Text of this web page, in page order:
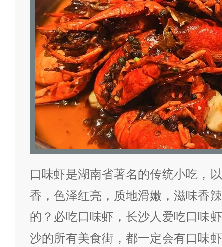
口味虾是湖南省著名的传统小吃，
香，色泽红亮，质地滑嫩，滋味香
的？必吃口味虾，长沙人爱吃口味
沙的所有美食街，都一定会有口味